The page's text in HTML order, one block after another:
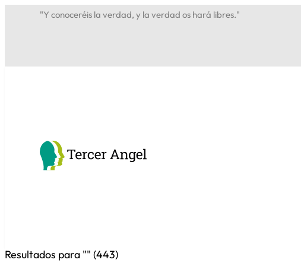
"Y conoceréis la verdad, y la verdad os hará libres."
Resultados para "" (443)